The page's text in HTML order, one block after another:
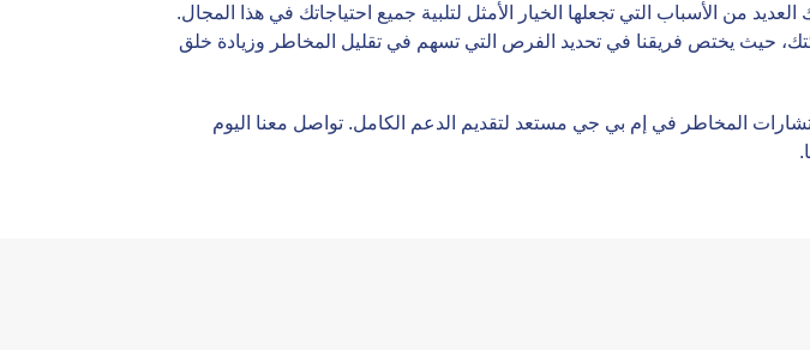
من الأسباب التي تجعلها الخيار الأمثل لتلبية جميع احتياجاتك في هذا المجال.
حيث يختص فريقنا في تحديد الفرص التي تسهم في تقليل المخاطر وزيادة خلق
المخاطر في إم بي جي مستعد لتقديم الدعم الكامل. تواصل معنا اليوم